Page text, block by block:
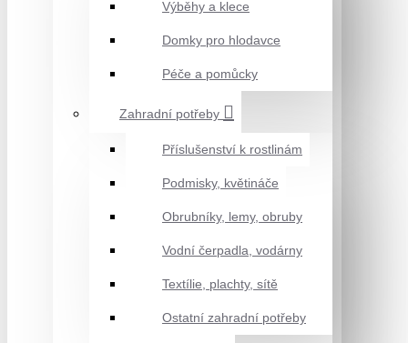
Výběhy a klece
Domky pro hlodavce
Péče a pomůcky
Zahradní potřeby
Příslušenství k rostlinám
Podmisky, květináče
Obrubníky, lemy, obruby
Vodní čerpadla, vodárny
Textílie, plachty, sítě
Ostatní zahradní potřeby